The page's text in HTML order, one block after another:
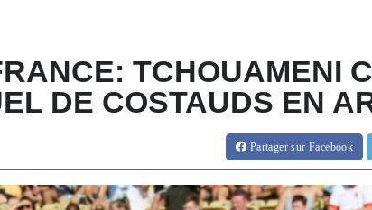
TCHOUAMENI
DE COSTAUDS EN
Partagersur Facebook